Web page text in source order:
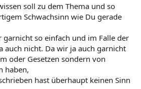
soll zu dem Thema und so
Schwachsinn wie Du gerade
garnicht so einfach und im Falle der
auch nicht. Da wir ja auch garnicht
oder Gesetzen sondern von
haben,
hast überhaupt keinen Sinn